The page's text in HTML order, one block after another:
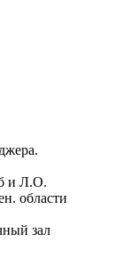
и Л.О.
области
зал